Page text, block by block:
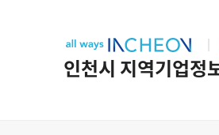
인천시 지역기업정